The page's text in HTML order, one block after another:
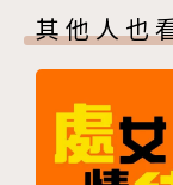
▲六大營養素
▲三餐熱量較
▲食品添加物
本書特色
索引
版權頁
其他人也